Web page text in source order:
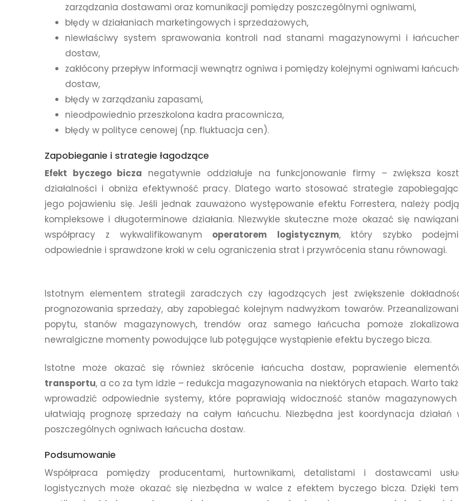
zarządzania dostawami oraz komunikacji pomiędzy poszczególnymi ogniwami,
błędy w działaniach marketingowych i sprzedażowych,
niewłaściwy system sprawowania kontroli nad stanami magazynowymi i
dostaw,
zakłócony przepływ informacji wewnątrz ogniwa i pomiędzy kolejnymi ogniwami
dostaw,
błędy w zarządzaniu zapasami,
nieodpowiednio przeszkolona kadra pracownicza,
błędy w polityce cenowej (np. fluktuacja cen).
Zapobieganie i strategie łagodzące
Efekt byczego bicza negatywnie oddziałuje na funkcjonowanie firmy – zwiększa
działalności i obniża efektywność pracy. Dlatego warto stosować strategie
jego pojawieniu się. Jeśli jednak zauważono występowanie efektu Forrestera, należy
kompleksowe i długoterminowe działania. Niezwykle skuteczne może okazać się
współpracy z wykwalifikowanym operatorem logistycznym, który szybko
odpowiednie i sprawdzone kroki w celu ograniczenia strat i przywrócenia stanu równowagi.
Istotnym elementem strategii zaradczych czy łagodzących jest zwiększenie
prognozowania sprzedaży, aby zapobiegać kolejnym nadwyżkom towarów.
popytu, stanów magazynowych, trendów oraz samego łańcucha pomoże
newralgiczne momenty powodujące lub potęgujące wystąpienie efektu byczego bicza.
Istotne może okazać się również skrócenie łańcucha dostaw, poprawienie
transportu, a co za tym idzie – redukcja magazynowania na niektórych etapach. Warto
wprowadzić odpowiednie systemy, które poprawiają widoczność stanów
ułatwiają prognozę sprzedaży na całym łańcuchu. Niezbędna jest koordynacja działań
poszczególnych ogniwach łańcucha dostaw.
Podsumowanie
Współpraca pomiędzy producentami, hurtownikami, detalistami i dostawcami
logistycznych może okazać się niezbędna w walce z efektem byczego bicza. Dzięki